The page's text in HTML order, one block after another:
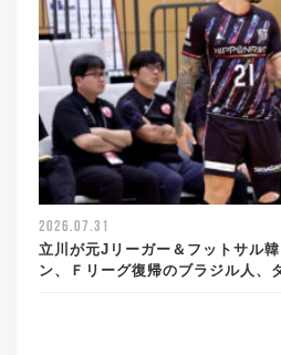
2026.07.31
立川が元Jリーガー＆フットサル
ン、Ｆリーグ復帰のブラジル人